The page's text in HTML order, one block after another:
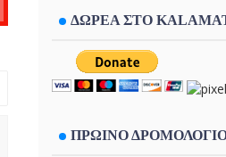
ΔΩΡΕΑ ΣΤΟ
ΠΡΩΙΝΟ